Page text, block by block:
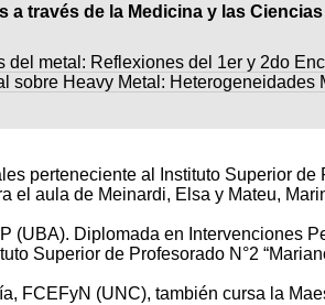
través de la Medicina y las
del metal: Reflexiones del 1er y 2do
sobre Heavy Metal: Heterogeneidades
perteneciente al Instituto Superior de
el aula de Meinardi, Elsa y Mateu,
Diplomada en Intervenciones
Superior de Profesorado N°2
FCEFyN (UNC), también cursa la